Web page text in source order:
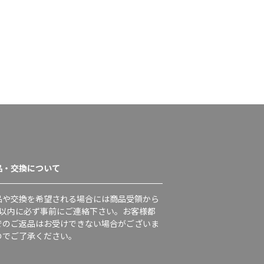
・交換について
や交換を希望される場合には商品受領から
内に必ず事前にご連絡下さい。お客様都
のご返品はお受けできない場合がございま
ご了承ください。